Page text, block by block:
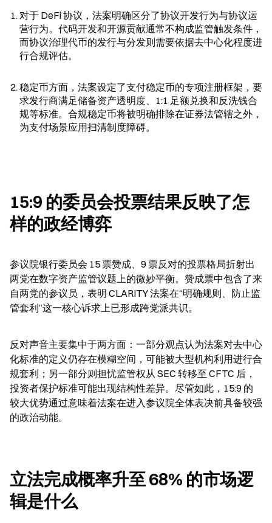
对于 DeFi 协议，法案明确区分了协议开发行为与协议运
营行为。代码开发和开源贡献通常不构成监管触发条件，
而协议治理代币的发行与分发则需要依据去中心化程度进
行合规评估。
稳定币方面，法案设定了支付稳定币的专项注册框架，要
求发行商满足储备资产透明度、1:1 足额兑换和反洗钱合
规等标准。合规稳定币将被明确排除在证券法管辖之外，
为支付场景应用扫清制度障碍。
15:9 的委员会投票结果反映了怎
样的政经博弈
参议院银行委员会 15 票赞成、9 票反对的投票格局折射出
两党在数字资产监管议题上的微妙平衡。赞成票中包含了来
自两党的参议员，表明 CLARITY 法案在“明确规则、防止监
管套利”这一核心诉求上已形成跨党派共识。
反对声音主要集中于两方面：一部分观点认为法案对去中心
化标准的定义仍存在模糊空间，可能被大型机构利用进行合
规套利；另一部分则担忧监管权从 SEC 转移至 CFTC 后，
投资者保护标准可能出现结构性差异。尽管如此，15:9 的
较大优势通过意味着法案在进入参议院全体表决前具备较强
的政治动能。
立法完成概率升至 68% 的市场逻
辑是什么